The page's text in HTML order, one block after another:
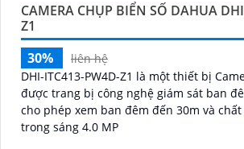
CAMERA CHỤP BIỂN SỐ DAHUA
Z1
30%
liên hệ
DHI-ITC413-PW4D-Z1 là một thiết bị
được trang bị công nghệ giám sát ban
cho phép xem ban đêm đến 30m và
trong sáng 4.0 MP